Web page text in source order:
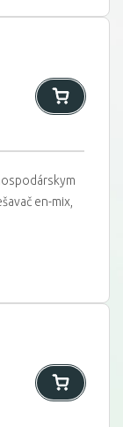
en-mix,